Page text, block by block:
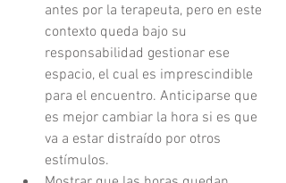
antes por la terapeuta, pero en este
contexto queda bajo su
responsabilidad gestionar ese
espacio, el cual es imprescindible
para el encuentro. Anticiparse que
es mejor cambiar la hora si es que
va a estar distraído por otros
estímulos.